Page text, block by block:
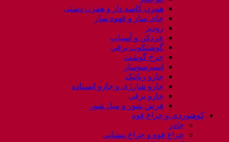
همزن کاسه دار و همزن دستی
چای ساز و قهوه ساز
زودپز
خردکن و آسیاب
گوشتکوب برقی
چرخ گوشت
اسپرسوساز
جارو رباتیک
جارو شارژی و جارو ایستاده
جارو برقی
فرش شور و مبل شور
کوهنوردی و چراغ قوه
چادر
چراغ قوه و چراغ پیشانی